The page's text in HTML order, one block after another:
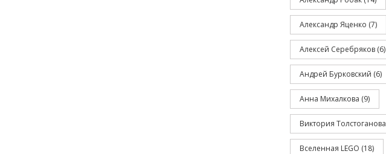
Александр Яценко (7)
Алексей Серебряков (6)
Андрей Бурковский (6)
Анна Михалкова (9)
Виктория Толстоганова
Вселенная LEGO (18)